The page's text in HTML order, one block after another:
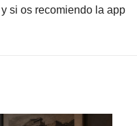
si os recomiendo la app